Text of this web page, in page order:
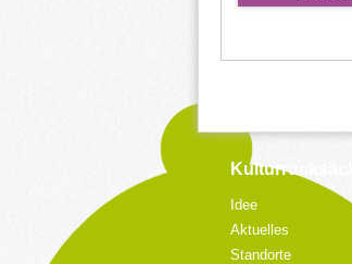
Kulturrucksack
Idee
Aktuelles
Standorte